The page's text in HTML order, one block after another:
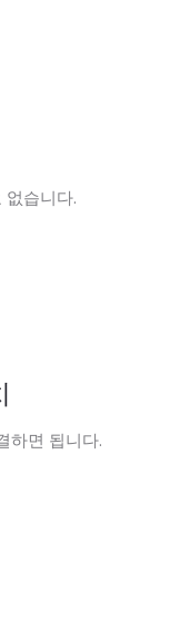
없습니다.
하면 됩니다.